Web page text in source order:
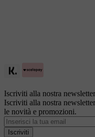
Iscriviti alla nostra newsletter
Iscriviti alla nostra
le novità e promozioni.
Indirizzo
email
Iscriviti